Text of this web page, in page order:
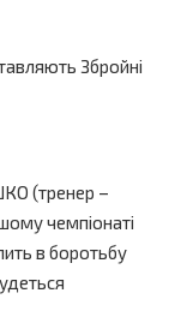
Збройні
(тренер –
чемпіонаті
в боротьбу